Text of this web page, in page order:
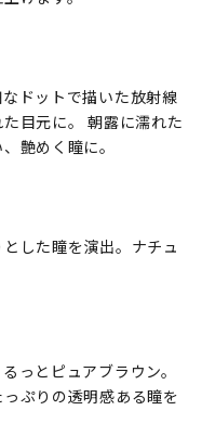
ドットで描いた放射線
目元に。 朝露に濡れた
艶めく瞳に。
した瞳を演出。ナチュ
っとピュアブラウン。
ぷりの透明感ある瞳を